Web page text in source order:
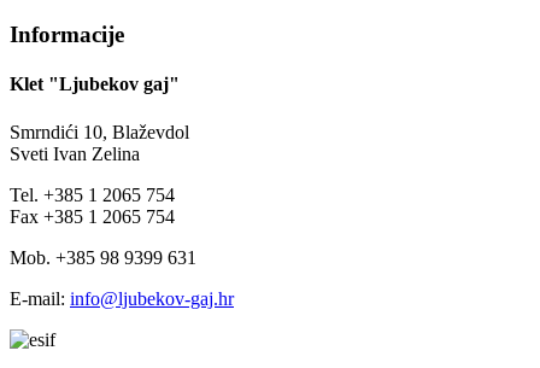
Informacije
Klet "Ljubekov gaj"
Smrndići 10, Blaževdol
Sveti Ivan Zelina
Tel. +385 1 2065 754
Fax +385 1 2065 754
Mob. +385 98 9399 631
E-mail: info@ljubekov-gaj.hr